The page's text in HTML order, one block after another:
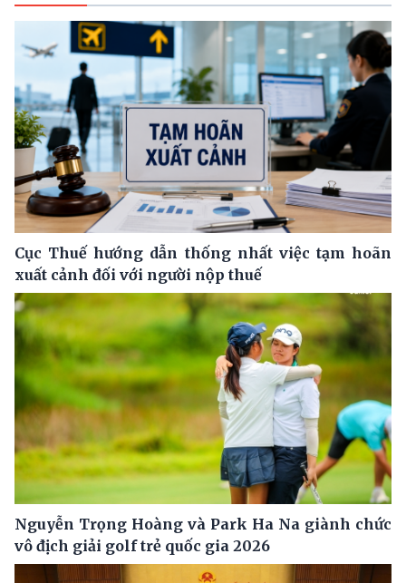
Cục Thuế hướng dẫn thống nhất việc tạm hoãn
xuất cảnh đối với người nộp thuế
Nguyễn Trọng Hoàng và Park Ha Na giành chức
vô địch giải golf trẻ quốc gia 2026